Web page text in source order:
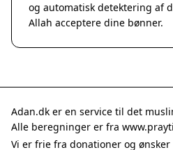
og automatisk detektering af
Allah acceptere dine bønner.
Adan.dk er en service til det
Alle beregninger er fra
Vi er frie fra donationer og